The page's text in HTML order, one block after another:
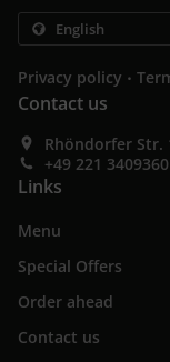
Privacy policy .
Contact us
Rhöndorfer Str.
+49 221 3409360
Links
Menu
Special Offers
Order ahead
Contact us